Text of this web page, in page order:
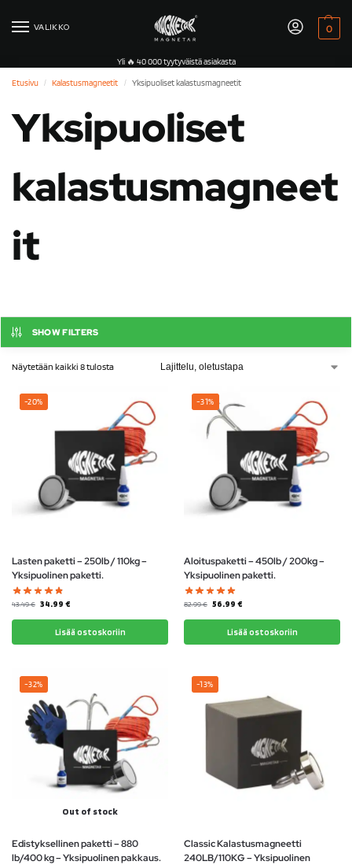
VALIKKO 0
Yli 🔥 40 000 tyytyväistä asiakasta
Etusivu
/ Kalastusmagneetit / Yksipuoliset kalastusmagneetit
Yksipuoliset
kalastusmagneet
it
SHOW FILTERS
Näytetään kaikki 8 tulosta
-20%
Lasten paketti – 250lb / 110kg –
Yksipuolinen paketti.
43.49€ 34.99 €
Lisää ostoskoriin
-31%
Aloituspaketti – 450lb / 200kg –
Yksipuolinen paketti.
82.99€ 56.99 €
Lisää ostoskoriin
-32%
Out of stock
Edistyksellinen paketti – 880
lb/400 kg – Yksipuolinen pakkaus.
-13%
Classic Kalastusmagneetti
240LB/110KG – Yksipuolinen